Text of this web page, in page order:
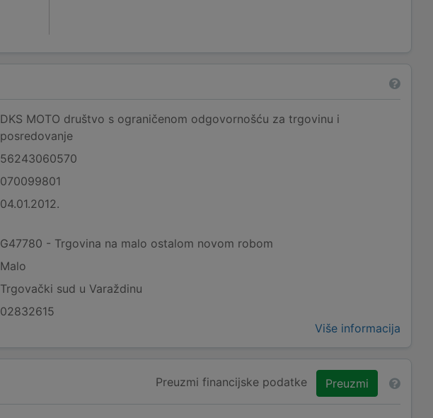
DKS MOTO društvo s ograničenom odgovornošću za trgovinu i
posredovanje
56243060570
070099801
04.01.2012.
G47780 - Trgovina na malo ostalom novom robom
Malo
Trgovački sud u Varaždinu
02832615
Više informacija
Preuzmi financijske podatke Preuzmi